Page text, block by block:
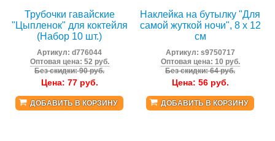
Трубочки гавайские
"Цыпленок" для коктейля
(Набор 10 шт.)
Артикул:d776044
Оптовая цена: 52 руб.
Без скидки: 90 руб.
Цена: 77руб.
ДОБАВИТЬ В КОРЗИНУ
Наклейка на бутылку "Для
самой жуткой ночи", 8 х 12
см
Артикул: s9750717
Оптовая цена: 10 руб.
Без скидки: 64 руб.
Цена: 56руб.
ДОБАВИТЬ В КОРЗИНУ